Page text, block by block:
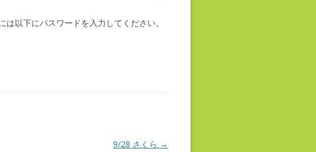
以下にパスワードを入力してください。
9/28 さくら →